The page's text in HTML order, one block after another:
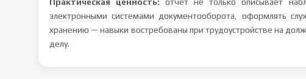
электронными системами документооборота, оформлять
хранению — навыки востребованы при трудоустройстве на
делу.